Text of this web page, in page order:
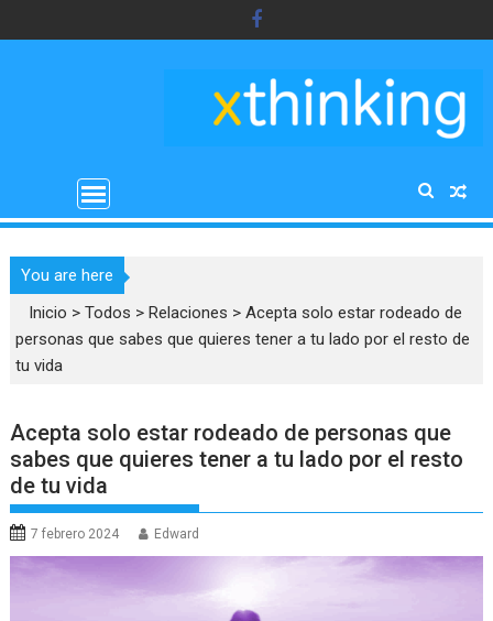
al
You are here
Inicio >Todos >Relaciones >Acepta solo estar rodeado de
personas que sabes que quieres tener a tu lado por el resto de
tu vida
Acepta solo estar rodeado de personas que
sabes que quieres tener a tu lado por el resto
de tu vida
7 febrero 2024 Edward